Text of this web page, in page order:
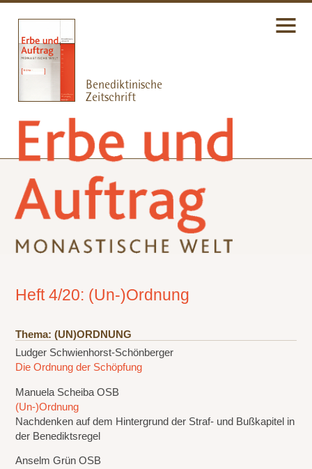
Heft 4/20: (Un-)Ordnung
Thema: (UN)ORDNUNG
Ludger Schwienhorst-Schönberger
Die Ordnung der Schöpfung
Manuela Scheiba OSB
(Un-)Ordnung
Nachdenken auf dem Hintergrund der Straf- und Bußkapitel in
der Benediktsregel
Anselm Grün OSB